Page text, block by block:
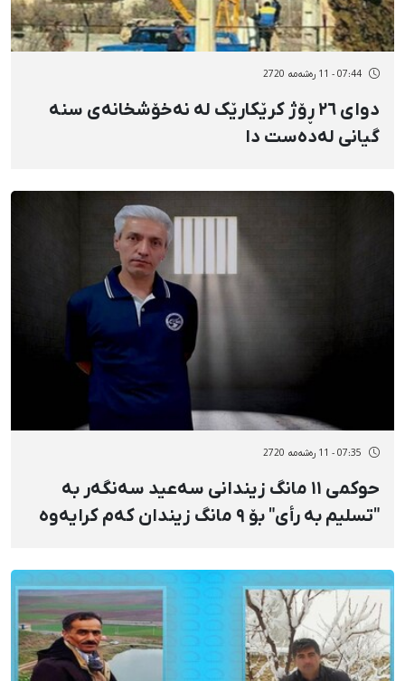
07:44 - 11 رەشەمه 2720
دوای ٢٦ ڕۆژ کرێکارێک لە نەخۆشخانەی سنە
گیانی لەدەست دا
07:35 - 11 رەشەمه 2720
حوکمی ١١ مانگ زیندانی سەعید سەنگەر بە
"تسلیم بە رأی" بۆ ٩ مانگ زیندان کەم کرایەوە